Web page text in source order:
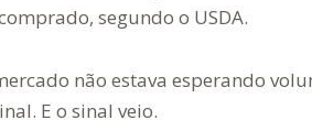
segundo o USDA.
não estava esperando
E o sinal veio.